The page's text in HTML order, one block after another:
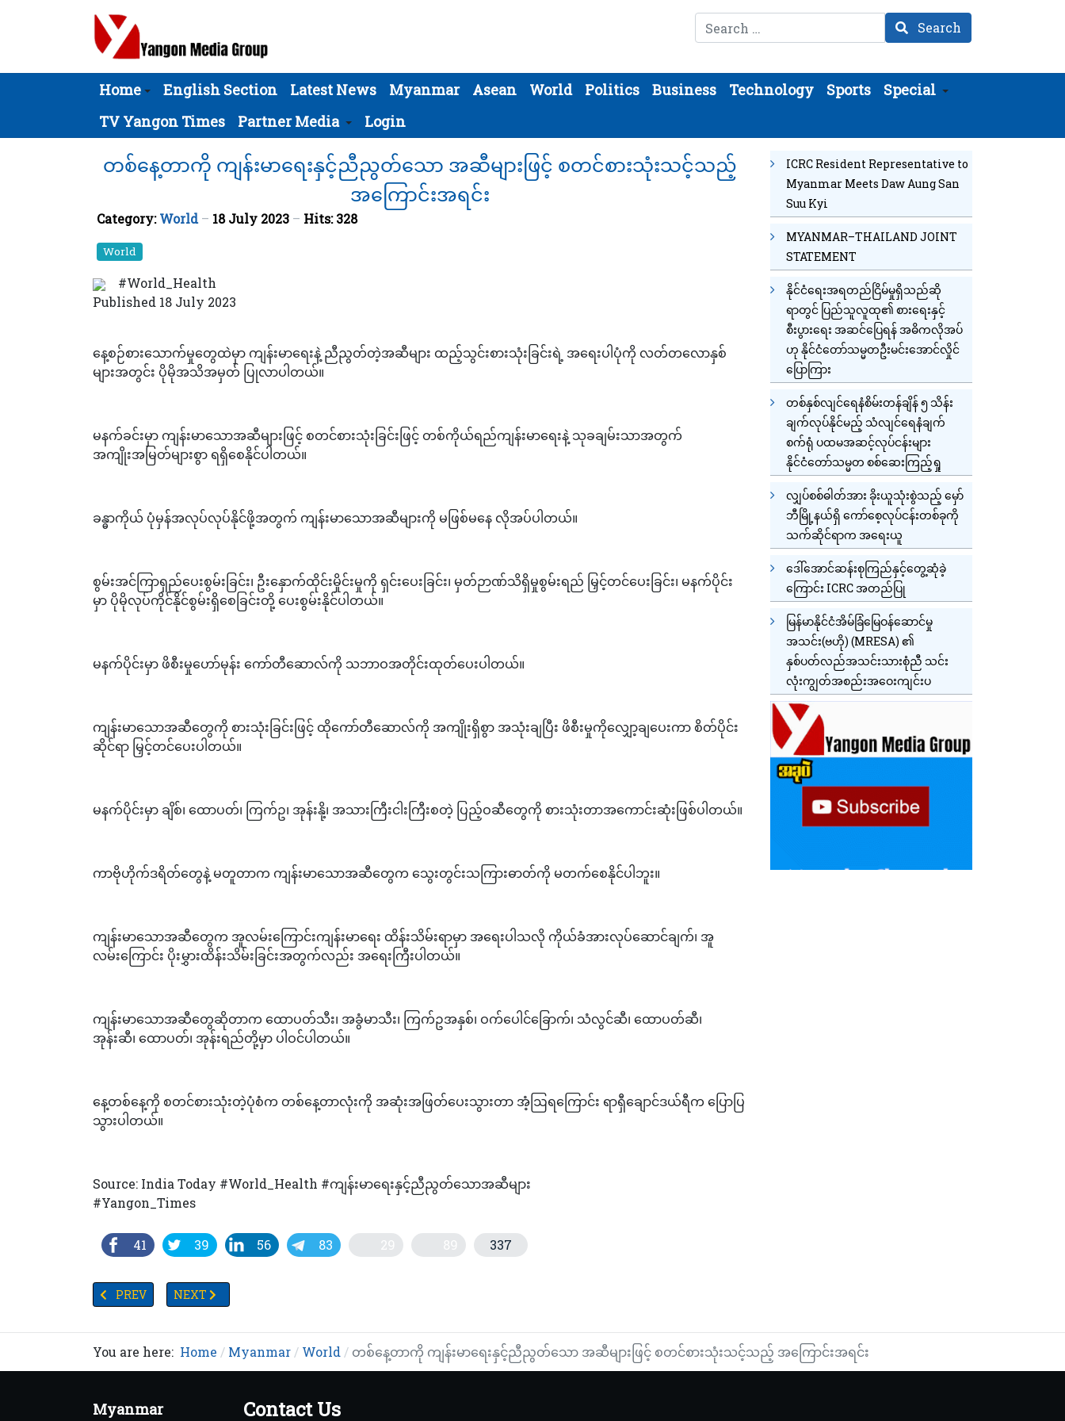
Search Search
Home English Section Latest News Myanmar Asean World Politics Business Technology Sports
Special
TV Yangon Times
Partner Media Login
တစ်နေ့တာကို ကျန်းမာရေးနှင့်ညီညွတ်သော အဆီများဖြင့် စတင်စားသုံးသင့်သည့်
အကြောင်းအရင်း
Category:World 18 July 2023 Hits: 328
World
#World_Health
Published 18 July 2023
နေ့စဉ်စားသောက်မှုတွေထဲမှာ ကျန်းမာရေးနဲ့ ညီညွတ်တဲ့အဆီများ ထည့်သွင်းစားသုံးခြင်းရဲ့ အရေးပါပုံကို လတ်တလောနှစ်
များအတွင်း ပိုမိုအသိအမှတ် ပြုလာပါတယ်။
မနက်ခင်းမှာ ကျန်းမာသောအဆီများဖြင့် စတင်စားသုံးခြင်းဖြင့် တစ်ကိုယ်ရည်ကျန်းမာရေးနဲ့ သုခချမ်းသာအတွက်
အကျိုးအမြတ်များစွာ ရရှိစေနိုင်ပါတယ်။
ခန္ဓာကိုယ် ပုံမှန်အလုပ်လုပ်နိုင်ဖို့အတွက် ကျန်းမာသောအဆီများကို မဖြစ်မနေ လိုအပ်ပါတယ်။
စွမ်းအင်ကြာရှည်ပေးစွမ်းခြင်း၊ ဦးနှောက်ထိုင်းမှိုင်းမှုကို ရှင်းပေးခြင်း၊ မှတ်ဉာဏ်သိရှိမှုစွမ်းရည် မြှင့်တင်ပေးခြင်း၊ မနက်ပိုင်း
မှာ ပိုမိုလုပ်ကိုင်နိုင်စွမ်းရှိစေခြင်းတို့ ပေးစွမ်းနိုင်ပါတယ်။
မနက်ပိုင်းမှာ ဖိစီးမှုဟော်မုန်း ကော်တီဆောလ်ကို သဘာဝအတိုင်းထုတ်ပေးပါတယ်။
ကျန်းမာသောအဆီတွေကို စားသုံးခြင်းဖြင့် ထိုကော်တီဆောလ်ကို အကျိုးရှိစွာ အသုံးချပြီး ဖိစီးမှုကိုလျှော့ချပေးကာ စိတ်ပိုင်း
ဆိုင်ရာ မြှင့်တင်ပေးပါတယ်။
မနက်ပိုင်းမှာ ချိစ်၊ ထောပတ်၊ ကြက်ဥ၊ အုန်းနို့၊ အသားကြီးငါးကြီးစတဲ့ ပြည့်ဝဆီတွေကို စားသုံးတာအကောင်းဆုံးဖြစ်ပါတယ်။
ကာဗိုဟိုက်ဒရိတ်တွေနဲ့ မတူတာက ကျန်းမာသောအဆီတွေက သွေးတွင်းသကြားဓာတ်ကို မတက်စေနိုင်ပါဘူး။
ကျန်းမာသောအဆီတွေက အူလမ်းကြောင်းကျန်းမာရေး ထိန်းသိမ်းရာမှာ အရေးပါသလို ကိုယ်ခံအားလုပ်ဆောင်ချက်၊ အူ
လမ်းကြောင်း ပိုးမွှားထိန်းသိမ်းခြင်းအတွက်လည်း အရေးကြီးပါတယ်။
ကျန်းမာသောအဆီတွေဆိုတာက ထောပတ်သီး၊ အခွံမာသီး၊ ကြက်ဥအနှစ်၊ ဝက်ပေါင်ခြောက်၊ သံလွင်ဆီ၊ ထောပတ်ဆီ၊
အုန်းဆီ၊ ထောပတ်၊ အုန်းရည်တို့မှာ ပါဝင်ပါတယ်။
နေ့တစ်နေ့ကို စတင်စားသုံးတဲ့ပုံစံက တစ်နေ့တာလုံးကို အဆုံးအဖြတ်ပေးသွားတာ အံ့ဩရကြောင်း ရာရှီချောင်ဒယ်ရီက ပြောပြ
သွားပါတယ်။
Source: India Today #World_Health #ကျန်းမာရေးနှင့်ညီညွတ်သောအဆီများ
#Yangon_Times
41 39 56 83 29 89 337
PREVIOUS ARTICLE: တရုတ်နိုင်ငံမှ ရှီအန်းရုပ်ရှင်စတူဒီယိုဟောင်း ခရီးသွားဧည့်သည်များလာရောက်
PREV NEXT ARTICLE: ထိုင်းနိုင်ငံဝန်ကြီးချုပ်အသစ်ဖြစ်လာရန် အသင့်ရှိဟု ဖွေထိုင်းပါတီမှ ဝန်ကြီးချုပ်လောင်း သရက်ထာမျှော်မှန်း
NEXT
ICRC Resident Representative to
Myanmar Meets Daw Aung San
Suu Kyi
MYANMAR–THAILAND JOINT
STATEMENT
နိုင်ငံရေးအရတည်ငြိမ်မှုရှိသည်ဆို
ရာတွင် ပြည်သူလူထု၏ စားရေးနှင့်
စီးပွားရေး အဆင်ပြေရန် အဓိကလိုအပ်
ဟု နိုင်ငံတော်သမ္မတဦးမင်းအောင်လှိုင်
ပြောကြား
တစ်နှစ်လျင်ရေနံစိမ်းတန်ချိန် ၅ သိန်း
ချက်လုပ်နိုင်မည့် သံလျင်ရေနံချက်
စက်ရုံ ပထမအဆင့်လုပ်ငန်းများ
နိုင်ငံတော်သမ္မတ စစ်ဆေးကြည့်ရှု
လျှပ်စစ်ဓါတ်အား ခိုးယူသုံးစွဲသည့် မှော်
ဘီမြို့နယ်ရှိ ကော်စေ့လုပ်ငန်းတစ်ခုကို
သက်ဆိုင်ရာက အရေးယူ
ဒေါ်အောင်ဆန်းစုကြည်နှင့်တွေ့ဆုံခဲ့
ကြောင်း ICRC အတည်ပြု
မြန်မာနိုင်ငံအိမ်ခြံမြေဝန်ဆောင်မှု
အသင်း(ဗဟို) (MRESA) ၏
နှစ်ပတ်လည်အသင်းသားစုံညီ သင်း
လုံးကျွတ်အစည်းအဝေးကျင်းပ
You are here: Home Myanmar World တစ်နေ့တာကို ကျန်းမာရေးနှင့်ညီညွတ်သော အဆီများဖြင့် စတင်စားသုံးသင့်သည့် အကြောင်းအရင်း
Myanmar Contact Us